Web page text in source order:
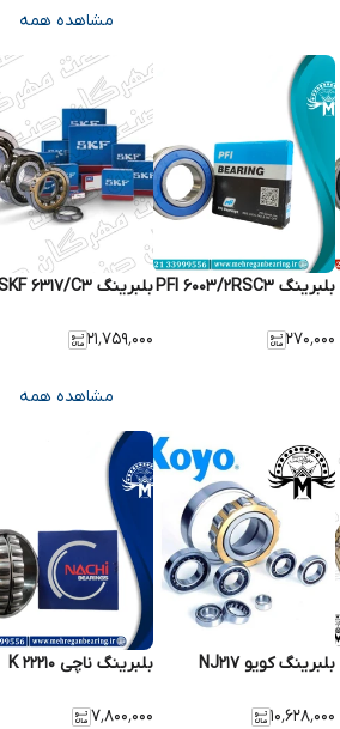
مشاهده همه
بلبرینگ PFI 6003/2RSC3
۲۷۰٬۰۰۰
بلبرینگ SKF 6317/C3
۲۱٬۷۵۹٬۰۰۰
مشاهده همه
بلبرینگ کویو NJ217
۱۰٬۶۲۸٬۰۰۰
بلبرینگ ناچی 22210 K
۷٬۸۰۰٬۰۰۰